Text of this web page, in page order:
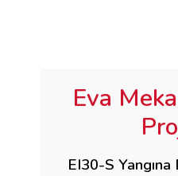
Eva
EI30-S Yangına